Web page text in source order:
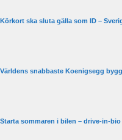
Körkort ska sluta gälla som ID –
Världens snabbaste Koenigsegg
Starta sommaren i bilen – drive-in-